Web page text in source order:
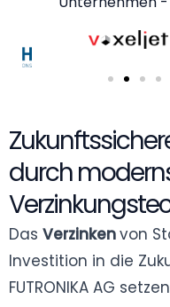
durch
Das Verzinkenvon
Investition in die
FUTRONIKA AG